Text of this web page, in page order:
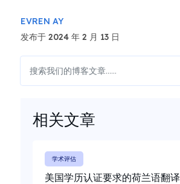
EVREN AY
发布于 2024 年 2 月 13 日
相关文章
学术评估
美国学历认证要求的荷兰语翻译